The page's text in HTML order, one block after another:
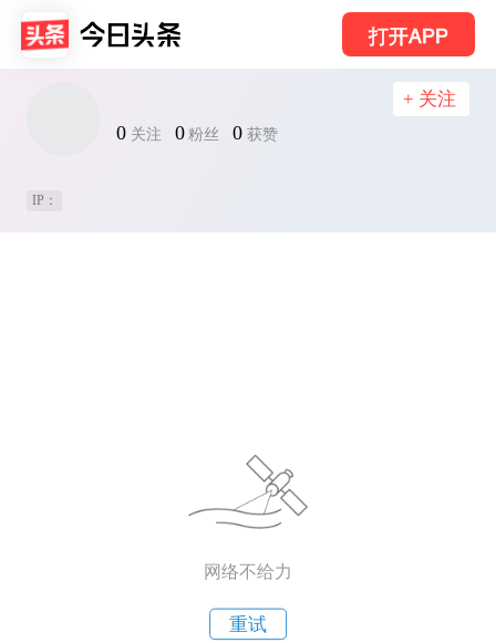
打开APP
0 关注 0 粉丝 0 获赞
+ 关注
IP：
网络不给力
重试